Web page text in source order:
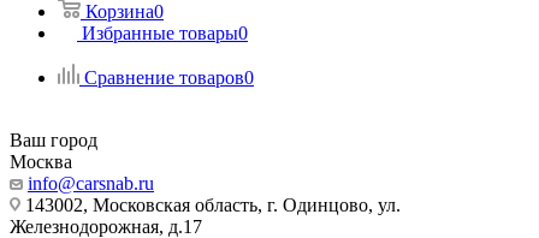
Корзина0
Избранные товары0
Сравнение товаров0
Ваш город
Москва
info@carsnab.ru
143002, Московская область, г. Одинцово, ул.
Железнодорожная, д.17